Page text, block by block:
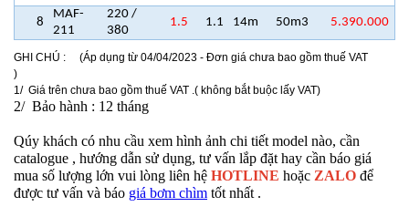
8
MAF-
211
220 /
380
1.5 1.1 14m 50m3 5.390.000
GHI CHÚ : (Áp dụng từ 04/04/2023 - Đơn giá chưa bao gồm thuế VAT
)
1/ Giá trên chưa bao gồm thuế VAT .( không bắt buộc lấy VAT)
2/ Bảo hành : 12 tháng
Qúy khách có nhu cầu xem hình ảnh chi tiết model nào, cần
catalogue , hướng dẫn sử dụng, tư vấn lắp đặt hay cần báo giá
mua số lượng lớn vui lòng liên hệ HOTLINE hoặc ZALO để
được tư vấn và báo giá bơm chìm tốt nhất .